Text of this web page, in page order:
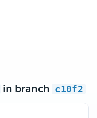
in branch c10f2